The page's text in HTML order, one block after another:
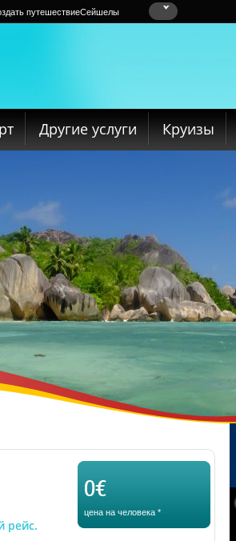
путешествиеСейшелы
Другие услуги Круизы
рейс.
0€
цена на человека *